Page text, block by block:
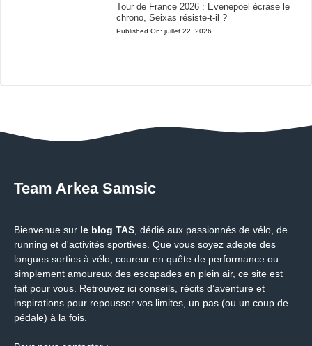
Tour de France 2026 : Evenepoel écrase le
chrono, Seixas résiste-t-il ?
Published On: juillet 22, 2026
Team Arkea Samsic
Bienvenue sur le blog TAS , dédié aux passionnés de vélo, de
running et d'activités sportives. Que vous soyez adepte des
longues sorties à vélo, coureur en quête de performance ou
simplement amoureux des escapades en plein air, ce site est
fait pour vous. Retrouvez ici conseils, récits d’aventure et
inspirations pour repousser vos limites, un pas (ou un coup de
pédale) à la fois.